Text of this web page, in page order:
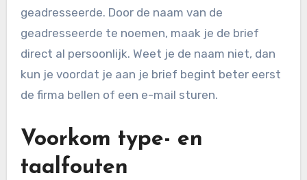
geadresseerde. Door de naam van de
geadresseerde te noemen, maak je de brief
direct al persoonlijk. Weet je de naam niet, dan
kun je voordat je aan je brief begint beter eerst
de firma bellen of een e-mail sturen.
Voorkom type- en
taalfouten